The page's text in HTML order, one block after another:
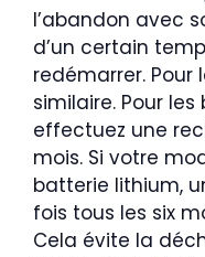
l’abandon avec
d’un certain
redémarrer. Pour
similaire. Pour
effectuez une
mois. Si votre
batterie lithium,
fois tous les six
Cela évite la